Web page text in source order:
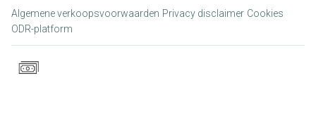
Algemene verkoopsvoorwaarden Privacy disclaimer Cookies
ODR-platform